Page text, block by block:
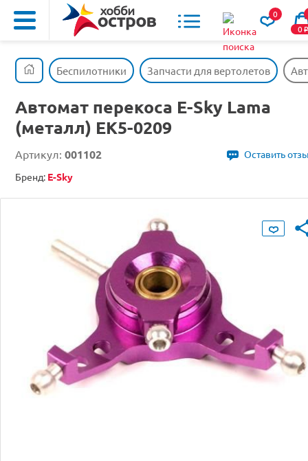
0
0o
Беспилотники Запчасти для вертолетов
Автомат перекоса E-Sky Lama
(металл) EK5-0209
Артикул: 001102
Оставить
Бренд: E-Sky